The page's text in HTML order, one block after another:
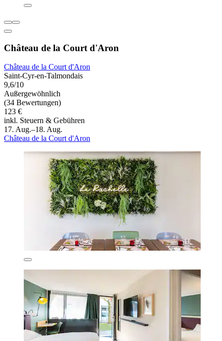
Château de la Court d'Aron
Château de la Court d'Aron
Saint-Cyr-en-Talmondais
9,6/10
Außergewöhnlich
(34 Bewertungen)
123 €
inkl. Steuern & Gebühren
17. Aug.–18. Aug.
Château de la Court d'Aron